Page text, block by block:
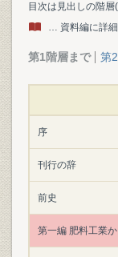
目次は見出しの階
… 資料編に詳細
第1階層まで 第
序
刊行の辞
前史
第一編 肥料工業